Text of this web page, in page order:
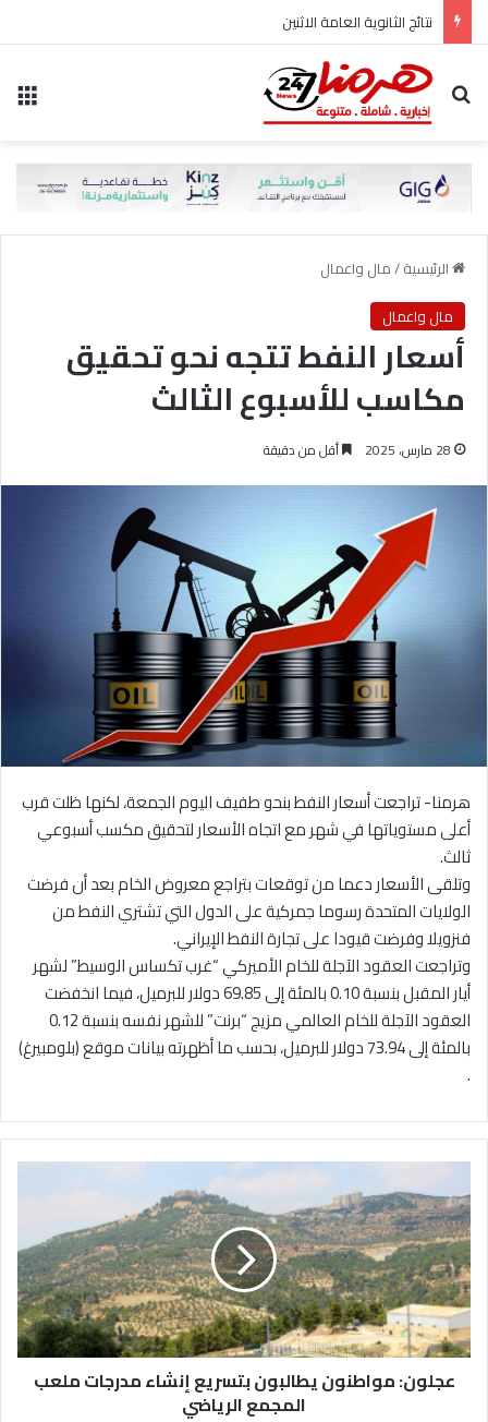
نتائج الثانوية العامة الاثنين
بحث عن
الرئيسية/مال واعمال
مال واعمال
أسعار النفط تتجه نحو تحقيق
مكاسب للأسبوع الثالث
28 مارس، 2025 أقل من دقيقة
هرمنا- تراجعت أسعار النفط بنحو طفيف اليوم الجمعة، لكنها ظلت قرب
أعلى مستوياتها في شهر مع اتجاه الأسعار لتحقيق مكسب أسبوعي
ثالث.
وتلقى الأسعار دعما من توقعات بتراجع معروض الخام بعد أن فرضت
الولايات المتحدة رسوما جمركية على الدول التي تشتري النفط من
فنزويلا وفرضت قيودا على تجارة النفط الإيراني.
وتراجعت العقود الآجلة للخام الأميركي “غرب تكساس الوسيط” لشهر
أيار المقبل بنسبة 0.10 بالمئة إلى 69.85 دولار للبرميل، فيما انخفضت
العقود الآجلة للخام العالمي مزيج “برنت” للشهر نفسه بنسبة 0.12
بالمئة إلى 73.94 دولار للبرميل، بحسب ما أظهرته بيانات موقع (بلومبيرغ)
.
ج
ل
و
ن
:
م
و
ا
عجلون: مواطنون يطالبون بتسريع إنشاء مدرجات ملعب
المجمع الرياضي